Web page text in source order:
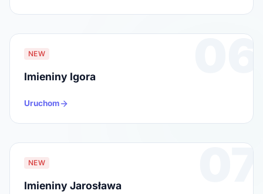
06
NEW
Imieniny Igora
Uruchom
07
NEW
Imieniny Jarosława